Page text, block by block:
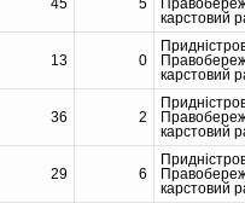
45 5
карстовий
13 0
карстовий
36 2
карстовий
29 6
карстовий